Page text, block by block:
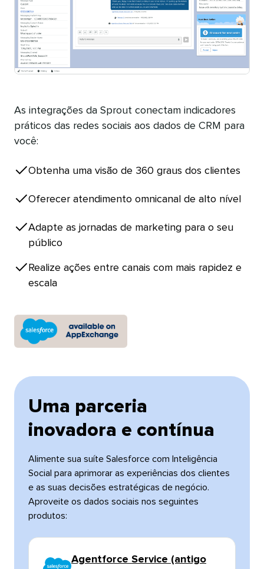
As integrações da Sprout conectam indicadores
práticos das redes sociais aos dados de CRM para
você:​​
Obtenha uma visão de 360 graus dos clientes​​
Oferecer atendimento omnicanal de alto nível​​
Adapte as jornadas de marketing para o seu
público​​
Realize ações entre canais com mais rapidez e
escala​​
Uma parceria
inovadora e contínua​​
Alimente sua suíte Salesforce com Inteligência
Social para aprimorar as experiências dos clientes
e as suas decisões estratégicas de negócio.
Aproveite os dados sociais nos seguintes
produtos:​​
Agentforce Service (antigo